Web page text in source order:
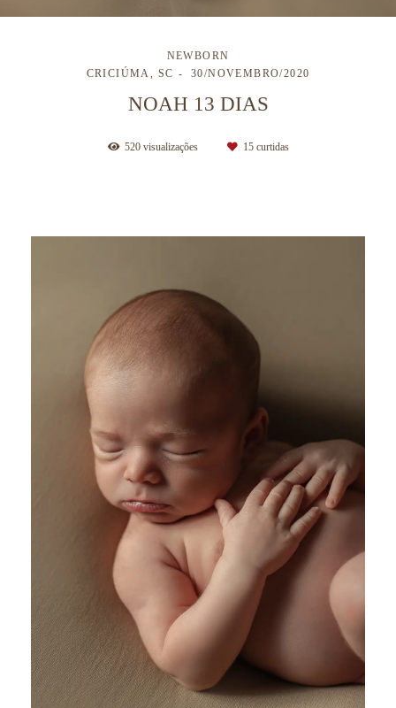
NEWBORN
CRICIÚMA, SC
30/NOVEMBRO/2020
NOAH 13 DIAS
520visualizações 15curtidas